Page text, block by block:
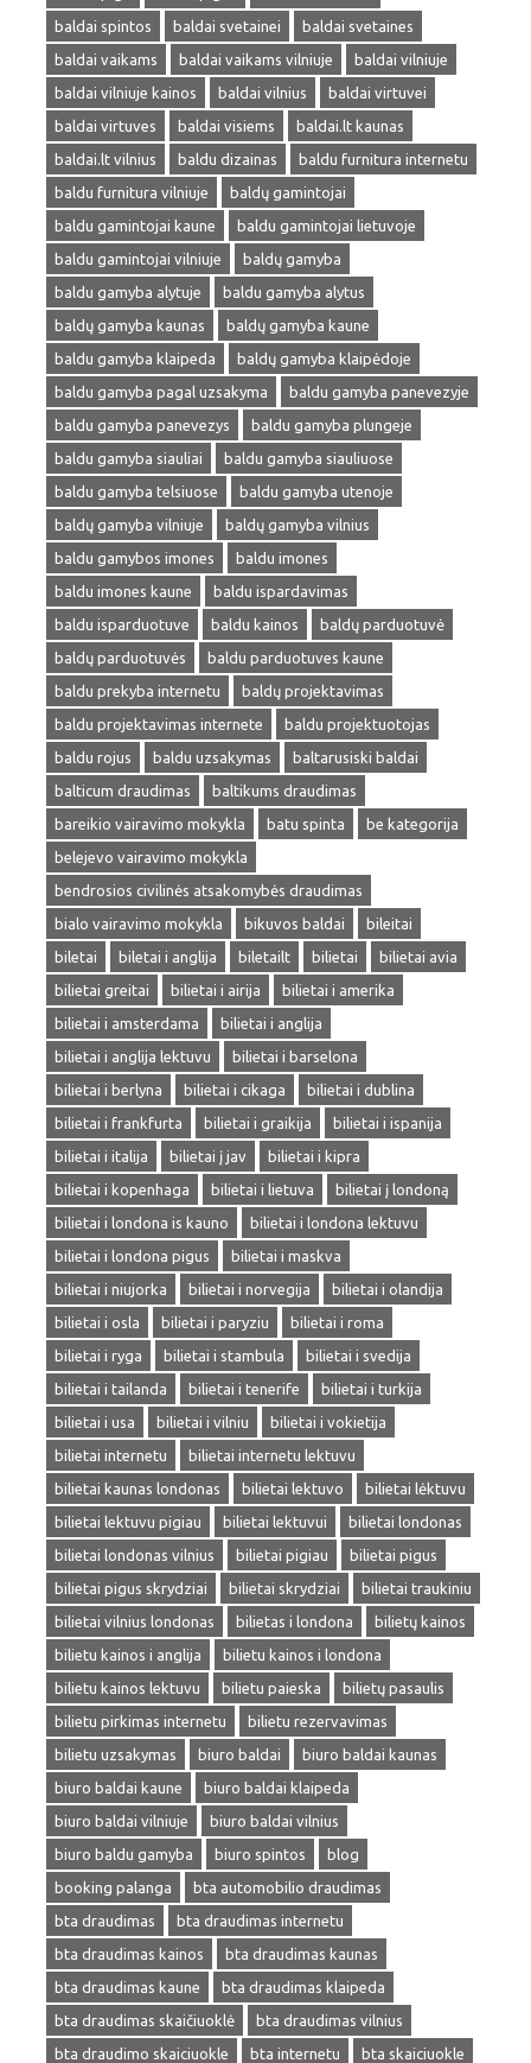
baldai spintos
baldai svetainei
baldai svetaines
baldai vaikams
baldai vaikams vilniuje
baldai vilniuje
baldai vilniuje kainos
baldai vilnius
baldai virtuvei
baldai virtuves
baldai visiems
baldai.lt kaunas
baldai.lt vilnius
baldu dizainas
baldu furnitura internetu
baldu furnitura vilniuje
baldų gamintojai
baldu gamintojai kaune
baldu gamintojai lietuvoje
baldu gamintojai vilniuje
baldų gamyba
baldu gamyba alytuje
baldu gamyba alytus
baldų gamyba kaunas
baldų gamyba kaune
baldu gamyba klaipeda
baldų gamyba klaipėdoje
baldu gamyba pagal uzsakyma
baldu gamyba panevezyje
baldu gamyba panevezys
baldu gamyba plungeje
baldu gamyba siauliai
baldu gamyba siauliuose
baldu gamyba telsiuose
baldu gamyba utenoje
baldų gamyba vilniuje
baldų gamyba vilnius
baldu gamybos imones
baldu imones
baldu imones kaune
baldu ispardavimas
baldu isparduotuve
baldu kainos
baldų parduotuvė
baldų parduotuvės
baldu parduotuves kaune
baldu prekyba internetu
baldų projektavimas
baldu projektavimas internete
baldu projektuotojas
baldu rojus
baldu uzsakymas
baltarusiski baldai
balticum draudimas
baltikums draudimas
bareikio vairavimo mokykla
batu spinta
be kategorija
belejevo vairavimo mokykla
bendrosios civilinės atsakomybės draudimas
bialo vairavimo mokykla
bikuvos baldai
bileitai
biletai
biletai i anglija biletailt bilietai
bilietai avia
bilietai greitai
bilietai i airija
bilietai i amerika
bilietai i amsterdama
bilietai i anglija
bilietai i anglija lektuvu
bilietai i barselona
bilietai i berlyna
bilietai i cikaga
bilietai i dublina
bilietai i frankfurta
bilietai i graikija
bilietai i ispanija
bilietai i italija
bilietai į jav
bilietai i kipra
bilietai i kopenhaga
bilietai i lietuva
bilietai į londoną
bilietai i londona is kauno
bilietai i londona lektuvu
bilietai i londona pigus
bilietai i maskva
bilietai i niujorka
bilietai i norvegija
bilietai i olandija
bilietai i osla
bilietai i paryziu
bilietai i roma
bilietai i ryga
bilietai i stambula
bilietai i svedija
bilietai i tailanda
bilietai i tenerife
bilietai i turkija
bilietai i usa
bilietai i vilniu
bilietai i vokietija
bilietai internetu
bilietai internetu lektuvu
bilietai kaunas londonas
bilietai lektuvo
bilietai lėktuvu
bilietai lektuvu pigiau
bilietai lektuvui
bilietai londonas
bilietai londonas vilnius
bilietai pigiau
bilietai pigus
bilietai pigus skrydziai
bilietai skrydziai
bilietai traukiniu
bilietai vilnius londonas
bilietas i londona
bilietų kainos
bilietu kainos i anglija
bilietu kainos i londona
bilietu kainos lektuvu
bilietu paieska
bilietų pasaulis
bilietu pirkimas internetu
bilietu rezervavimas
bilietu uzsakymas
biuro baldai
biuro baldai kaunas
biuro baldai kaune
biuro baldai klaipeda
biuro baldai vilniuje
biuro baldai vilnius
biuro baldu gamyba
biuro spintos
blog
booking palanga
bta automobilio draudimas
bta draudimas
bta draudimas internetu
bta draudimas kainos
bta draudimas kaunas
bta draudimas kaune
bta draudimas klaipeda
bta draudimas skaičiuoklė
bta draudimas vilnius
bta draudimo skaiciuokle
bta internetu
bta skaiciuokle